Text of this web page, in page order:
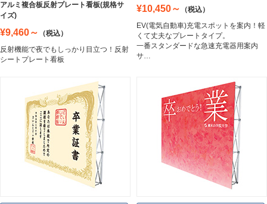
トラスコ中山
Trusco Nakayama
インテリア
Interior
オフィス用品
Office Supplies
アルミ複合板反射プレート看板(規格サ
イズ)
¥9,460～
（税込）
反射機能で夜でもしっかり目立つ！反射
シートプレート看板
¥10,450～
（税込）
EV(電気自動車)充電スポットを案内！軽
くて丈夫なプレートタイプ。
一番スタンダードな急速充電器用案内
サ…